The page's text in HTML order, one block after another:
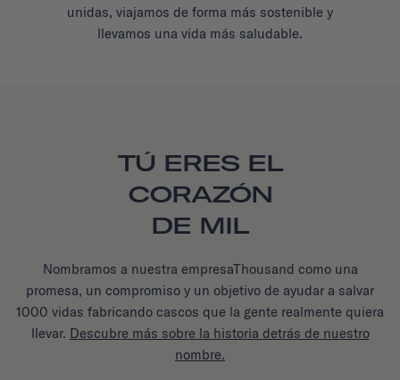
unidas, viajamos de forma más sostenible y
llevamos una vida más saludable.
TÚ ERES EL
CORAZÓN
DE MIL
Nombramos a nuestra empresaThousand como una
promesa, un compromiso y un objetivo de ayudar a salvar
1000 vidas fabricando cascos que la gente realmente quiera
llevar. Descubre más sobre la historia detrás de nuestro
nombre.